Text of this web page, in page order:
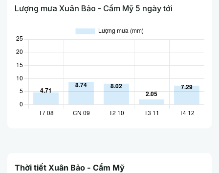
Lượng mưa Xuân Bảo - Cẩm Mỹ 5 ngày tới
Thời tiết Xuân Bảo - Cẩm Mỹ